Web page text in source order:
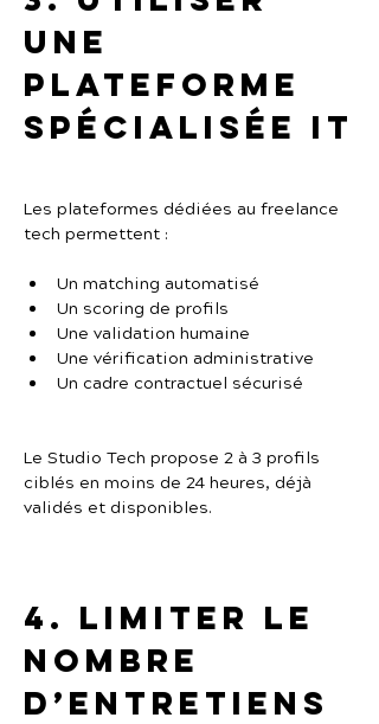
une
plateforme
spécialisée IT
Les plateformes dédiées au freelance
tech permettent :
Un matching automatisé
Un scoring de profils
Une validation humaine
Une vérification administrative
Un cadre contractuel sécurisé
Le Studio Tech propose 2 à 3 profils
ciblés en moins de 24 heures, déjà
validés et disponibles.
4. Limiter le
nombre
d’entretiens